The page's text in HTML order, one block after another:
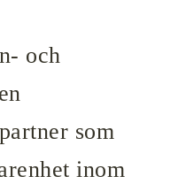
och
som
inom